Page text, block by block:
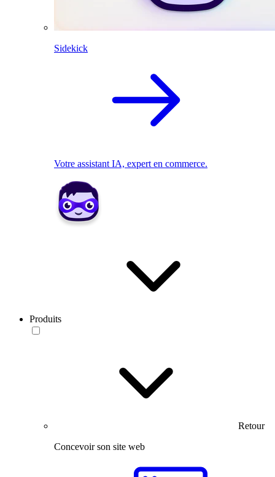
Sidekick
Votre assistant IA, expert en commerce.
Produits
Retour
Concevoir son site web